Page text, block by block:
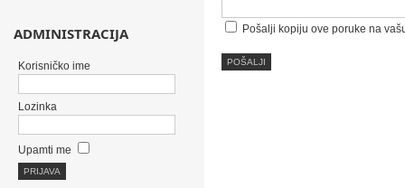
Pošalji kopiju ove poruke na
POŠALJI
ADMINISTRACIJA
Korisničko ime
Lozinka
Upamti me